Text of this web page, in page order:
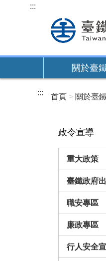
內
:::
關於臺
::: 首頁 關於臺
政令宣導
重大政策
臺鐵政府
職安專區
廉政專區
行人安全